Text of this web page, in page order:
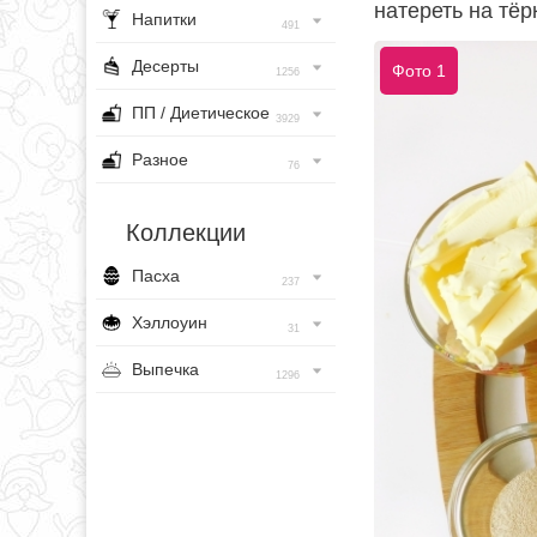
Напитки 491
Десерты 1256
ПП / Диетическое 3929
Разное 76
Коллекции
Пасха 237
Хэллоуин 31
Выпечка 1296
натереть на
Фото 1